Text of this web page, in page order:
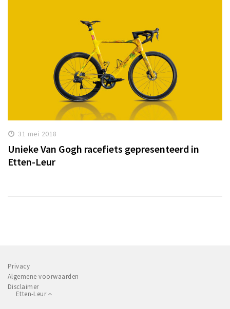
31 mei 2018
Unieke Van Gogh racefiets gepresenteerd in
Etten-Leur
Privacy
Algemene voorwaarden
Disclaimer
Etten-Leur